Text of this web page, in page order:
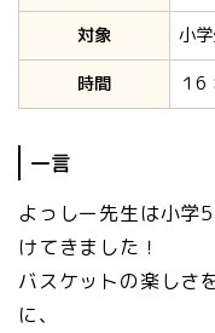
対象
小
時間
１6
一言
よっしー先生は小学
けてきました！
バスケットの楽しさ
に、